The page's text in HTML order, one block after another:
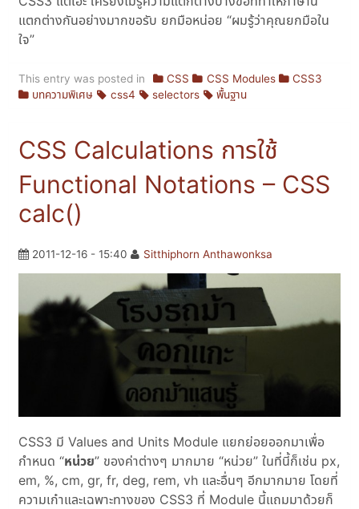
แตกต่างกันอย่างมากขอรับ ยกมือหน่อย “ผมรู้ว่าคุณยกมือใน
ใจ”
This entry was posted in CSS CSS Modules
CSS3
บทความพิเศษ
css4 selectors พื้นฐาน
CSS Calculations การใช้
Functional Notations – CSS
calc()
2011-12-16 - 15:40 Sitthiphorn Anthawonksa
CSS3 มี Values and Units Module แยกย่อยออกมาเพื่อ
กำหนด “หน่วย” ของค่าต่างๆ มากมาย “หน่วย” ในที่นี้ก็เช่น px,
em, %, cm, gr, fr, deg, rem, vh และอื่นๆ อีกมากมาย โดยที่
ความเก๋าและเฉพาะทางของ CSS3 ที่ Module นี้แถมมาด้วยก็